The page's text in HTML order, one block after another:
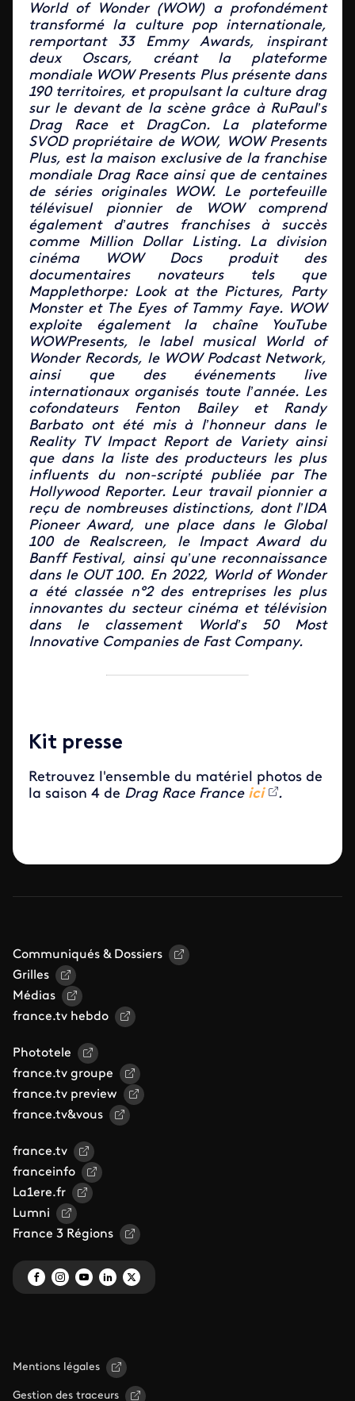
World of Wonder (WOW) a profondément
transformé la culture pop internationale,
remportant 33 Emmy Awards, inspirant
deux Oscars, créant la plateforme
mondiale WOW Presents Plus présente dans
190 territoires, et propulsant la culture drag
sur le devant de la scène grâce à RuPaul’s
Drag Race et DragCon. La plateforme
SVOD propriétaire de WOW, WOW Presents
Plus, est la maison exclusive de la franchise
mondiale Drag Race ainsi que de centaines
de séries originales WOW. Le portefeuille
télévisuel pionnier de WOW comprend
également d’autres franchises à succès
comme Million Dollar Listing. La division
cinéma WOW Docs produit des
documentaires novateurs tels que
Mapplethorpe: Look at the Pictures, Party
Monster et The Eyes of Tammy Faye. WOW
exploite également la chaîne YouTube
WOWPresents, le label musical World of
Wonder Records, le WOW Podcast Network,
ainsi que des événements live
internationaux organisés toute l’année. Les
cofondateurs Fenton Bailey et Randy
Barbato ont été mis à l’honneur dans le
Reality TV Impact Report de Variety ainsi
que dans la liste des producteurs les plus
influents du non-scripté publiée par The
Hollywood Reporter. Leur travail pionnier a
reçu de nombreuses distinctions, dont l’IDA
Pioneer Award, une place dans le Global
100 de Realscreen, le Impact Award du
Banff Festival, ainsi qu’une reconnaissance
dans le OUT 100. En 2022, World of Wonder
a été classée n°2 des entreprises les plus
innovantes du secteur cinéma et télévision
dans le classement World’s 50 Most
Innovative Companies de Fast Company.
Kit presse
Retrouvez l'ensemble du matériel photos de
la saison 4 de Drag Race France ici .
Communiqués & Dossiers
Grilles
Médias
france.tv hebdo
Phototele
france.tv groupe
france.tv preview
france.tv&vous
france.tv
franceinfo
La1ere.fr
Lumni
France 3 Régions
Mentions légales
Gestion des traceurs